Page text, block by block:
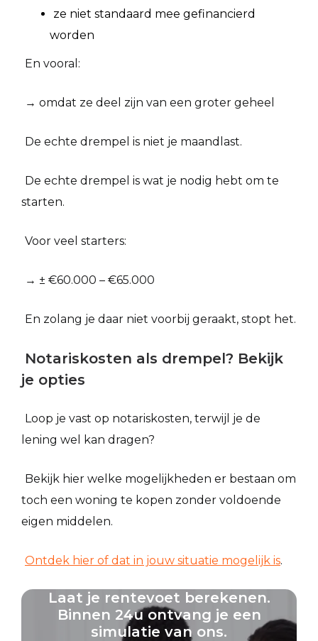
ze niet standaard mee gefinancierd
worden
En vooral:
→ omdat ze deel zijn van een groter geheel
De echte drempel is niet je maandlast.
De echte drempel is wat je nodig hebt om te
starten.
Voor veel starters:
→ ± €60.000 – €65.000
En zolang je daar niet voorbij geraakt, stopt het.
Notariskosten als drempel? Bekijk
je opties
Loop je vast op notariskosten, terwijl je de
lening wel kan dragen?
Bekijk hier welke mogelijkheden er bestaan om
toch een woning te kopen zonder voldoende
eigen middelen.
Ontdek hier of dat in jouw situatie mogelijk is.
Laat je rentevoet berekenen.
Binnen 24u ontvang je een
simulatie van ons.